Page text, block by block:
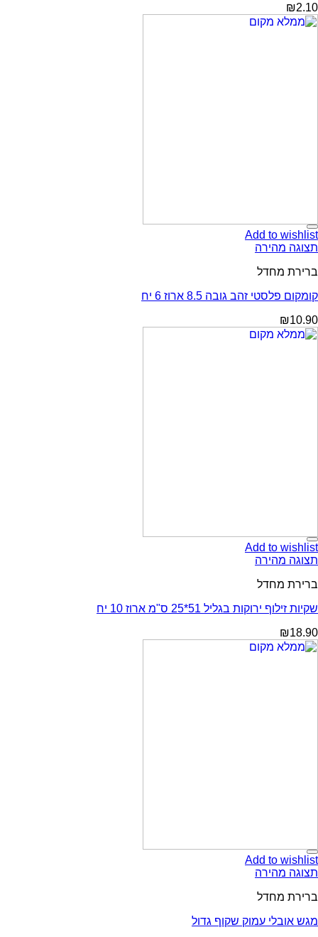
₪2.10
Add to wishlist
תצוגה מהירה
ברירת מחדל
קומקום פלסטי זהב גובה 8.5 ארוז 6 יח
₪10.90
Add to wishlist
תצוגה מהירה
ברירת מחדל
שקיות זילוף ירוקות בגליל 51*25 ס"מ ארוז 10 יח
₪18.90
Add to wishlist
תצוגה מהירה
ברירת מחדל
מגש אובלי עמוק שקוף גדול